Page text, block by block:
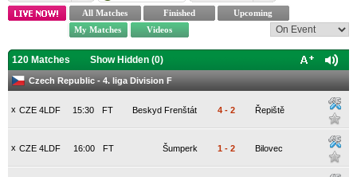
120 Matches Show Hidden (0)
Czech Republic - 4. liga Division F
x CZE 4LDF FT
15:30 Beskyd Frenštát 4 - 2 Řepiště
x CZE 4LDF FT
16:00 Šumperk 1 - 2 Bilovec